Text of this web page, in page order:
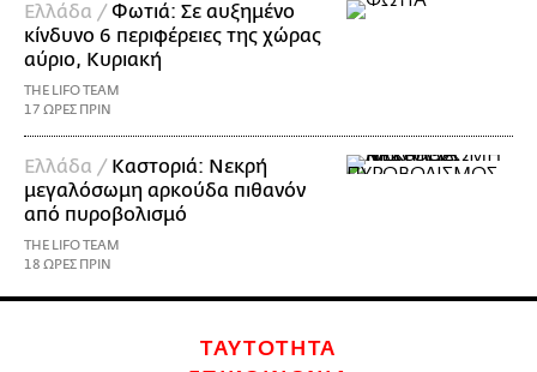
Ελλάδα / Φωτιά: Σε αυξημένο
κίνδυνο 6 περιφέρειες της χώρας
αύριο, Κυριακή
THE LIFO TEAM
17 ΩΡΕΣ ΠΡΙΝ
Ελλάδα / Καστοριά: Νεκρή
μεγαλόσωμη αρκούδα πιθανόν
από πυροβολισμό
THE LIFO TEAM
18 ΩΡΕΣ ΠΡΙΝ
ΤΑΥΤΟΤΗΤΑ